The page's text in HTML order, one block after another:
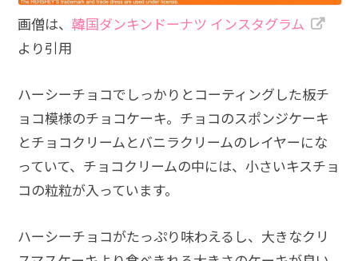
画僧は、 韓国ダンキンドーナツ インスタグラム
より引用
ハーシーチョコでしっかりとコーティングした板チ
ョコ模様のチョコケーキ。チョコのスポンジケーキ
とチョコクリームとバニラクリームのレイヤーにな
っていて、チョコクリームの中には、小さいキスチョ
コの粒粒が入っています。
ハーシーチョコがたっぷり味わえるし、大きなクリ